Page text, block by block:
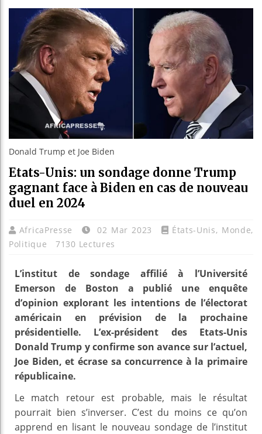
Guinée :
Réforme
Bénin :
Donald Trump et Joe Biden
Etats-Unis: un sondage donne Trump
gagnant face à Biden en cas de nouveau
duel en 2024
AfricaPresse 02 Mar 2023 États-Unis, Monde,
Politique
7130 Lectures
L’institut de sondage affilié à l’Université
Emerson de Boston a publié une enquête
d’opinion explorant les intentions de l’électorat
américain en prévision de la prochaine
présidentielle. L’ex-président des Etats-Unis
Donald Trump y confirme son avance sur l’actuel,
Joe Biden, et écrase sa concurrence à la primaire
républicaine.
Le match retour est probable, mais le résultat
pourrait bien s’inverser. C’est du moins ce qu’on
apprend en lisant le nouveau sondage de l’institut